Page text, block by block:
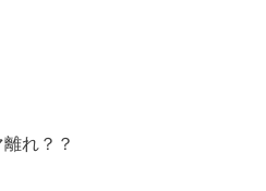
れ？？